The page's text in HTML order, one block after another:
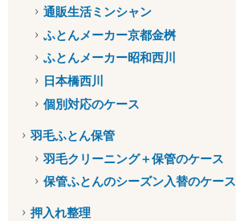
通販生活ミンシャン
ふとんメーカー京都金桝
ふとんメーカー昭和西川
日本橋西川
個別対応のケース
羽毛ふとん保管
羽毛クリーニング＋保管のケース
保管ふとんのシーズン入替のケース
押入れ整理